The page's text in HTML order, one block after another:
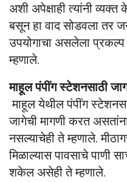
अशी अपेक्षाही त्यांनी
बसून हा वाद सोडवला तर
उपयोगाचा असलेला
म्हणाले.
माहूल पंपींग स्टेशनसाठी
माहूल येथील पंपींग
जागेची मागणी करत
नसल्याचेही ते म्हणाले.
मिळाल्यास पावसाचे पाणी
शकेल असेही ते म्हणाले.